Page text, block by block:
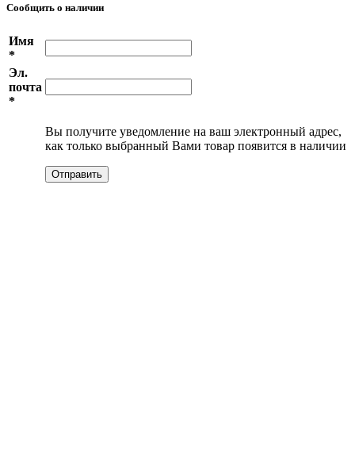
Сообщить о наличии
Имя
*
Эл.
почта
*
Вы получите уведомление на ваш электронный адрес,
как только выбранный Вами товар появится в наличии